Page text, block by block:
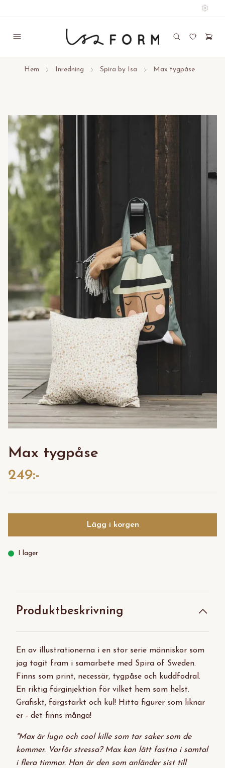
Hem Inredning Spira by Isa Max tygpåse
Max tygpåse
249:-
Lägg i korgen
I lager
Produktbeskrivning
En av illustrationerna i en stor serie människor som
jag tagit fram i samarbete med Spira of Sweden.
Finns som print, necessär, tygpåse och kuddfodral.
En riktig färginjektion för vilket hem som helst.
Grafiskt, färgstarkt och kul! Hitta figurer som liknar
er - det finns många!
"Max är lugn och cool kille som tar saker som de
kommer. Varför stressa?Max kan lätt fastna i samtal
i flera timmar. Han är den som anländer sist till